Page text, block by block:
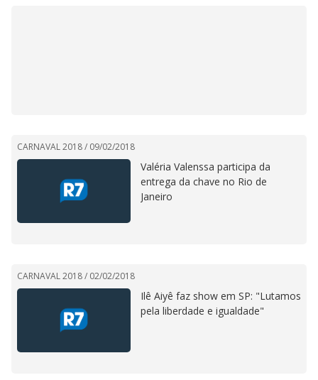
CARNAVAL 2018 / 09/02/2018
Valéria Valenssa participa da
entrega da chave no Rio de
Janeiro
CARNAVAL 2018 / 02/02/2018
Ilê Aiyê faz show em SP: "Lutamos
pela liberdade e igualdade"